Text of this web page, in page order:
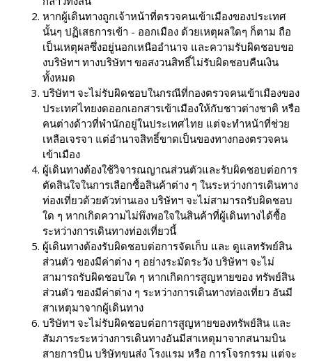
หากผู้เดินทางถูกเจ้าหน้าที่ตรวจคนเข้าเมืองของประเทศ
นั้นๆ ปฏิเสธการเข้า - ออกเมือง ด้วยเหตุผลใดๆ ก็ตาม ถือ
เป็นเหตุผลซึ่งอยู่นอกเหนืออำนาจ และความรับผิดชอบขอ
งบริษัทฯ ทางบริษัทฯ ขอสงวนสิทธิ์ไม่รับผิดชอบคืนเงิน
ทั้งหมด
บริษัทฯ จะไม่รับผิดชอบในกรณีที่กองตรวจคนเข้าเมืองของ
ประเทศไทยงดออกเอกสารเข้าเมืองให้กับชาวต่างชาติ หรือ
คนต่างด้าวที่พำนักอยู่ในประเทศไทย แต่จะทำหน้าที่ช่วย
เหลือเจรจา แต่อำนาจสิทธิ์ขาดเป็นของทางกองตรวจคน
เข้าเมือง
ผู้เดินทางต้องใช้วิจารณญาณส่วนตัวและรับผิดชอบต่อการ
ตัดสินใจในการเลือกซื้อสินค้าต่าง ๆ ในระหว่างการเดินทาง
ท่องเที่ยวด้วยตัวท่านเอง บริษัทฯ จะไม่สามารถรับผิดชอบ
ใด ๆ หากเกิดความไม่พึงพอใจในสินค้าที่ผู้เดินทางได้ซื้อ
ระหว่างการเดินทางท่องเที่ยวนี้
ผู้เดินทางต้องรับผิดชอบต่อการจัดเก็บ และ ดูแลทรัพย์สิน
ส่วนตัว ของมีค่าต่าง ๆ อย่างระมัดระวัง บริษัทฯ จะไม่
สามารถรับผิดชอบใด ๆ หากเกิดการสูญหายของ ทรัพย์สิน
ส่วนตัว ของมีค่าต่าง ๆ ระหว่างการเดินทางท่องเที่ยว อันมี
สาเหตุมาจากผู้เดินทาง
บริษัทฯ จะไม่รับผิดชอบต่อการสูญหายของทรัพย์สิน และ
สัมภาระระหว่างการเดินทางอันมีสาเหตุมาจากสนามบิน
สายการบิน บริษัทขนส่ง โรงแรม หรือ การโจรกรรม แต่จะ